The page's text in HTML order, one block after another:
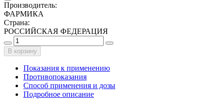
Производитель:
ФАРМИКА
Страна:
РОССИЙСКАЯ ФЕДЕРАЦИЯ
В корзину
Показания к применению
Противопоказания
Способ применения и дозы
Подробное описание